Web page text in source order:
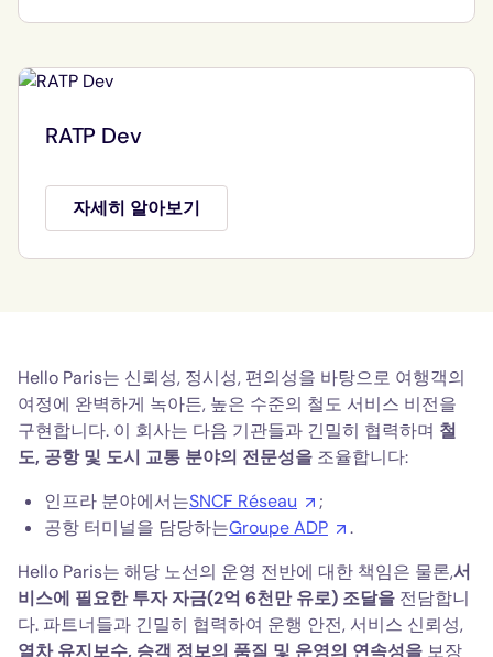
RATP Dev
자세히 알아보기
Hello Paris는 신뢰성, 정시성, 편의성을 바탕으로 여행객의
여정에 완벽하게 녹아든, 높은 수준의 철도 서비스 비전을
구현합니다. 이 회사는 다음 기관들과 긴밀히 협력하며 철
도, 공항 및 도시 교통 분야의 전문성을 조율합니다:
인프라 분야에서는SNCF Réseau
;
공항 터미널을 담당하는Groupe ADP
.
Hello Paris는 해당 노선의 운영 전반에 대한 책임은 물론,서
비스에 필요한 투자 자금(2억 6천만 유로) 조달을 전담합니
다. 파트너들과 긴밀히 협력하여 운행 안전, 서비스 신뢰성,
열차 유지보수, 승객 정보의 품질 및 운영의 연속성을 보장